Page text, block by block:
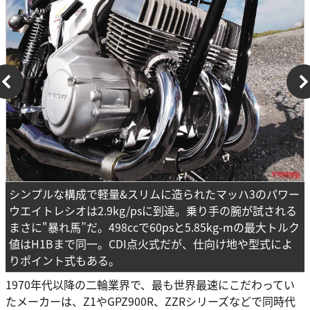
シンプルな構成で軽量&スリムに造られたマッハ3のパワー
ウエイトレシオは2.9kg/psに到達。乗り手の腕が試される
まさに"暴れ馬”だ。498ccで60psと5.85kg-mの最大トルク
値はH1Bまで同一。CDI点火式だが、仕向け地や型式によ
りポイント式もある。
1970年代以降の二輪業界で、最も世界最速にこだわってい
たメーカーは、Z1やGPZ900R、ZZRシリーズなどで同時代